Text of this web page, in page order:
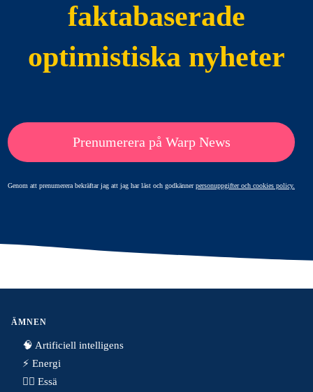
faktabaserade
optimistiska nyheter
Prenumerera på Warp News
Genom att prenumerera bekräftar jag att jag har läst och godkännerpersonuppgifter och cookies policy.
ÄMNEN
🧠 Artificiell intelligens
⚡️ Energi
✍🏼 Essä